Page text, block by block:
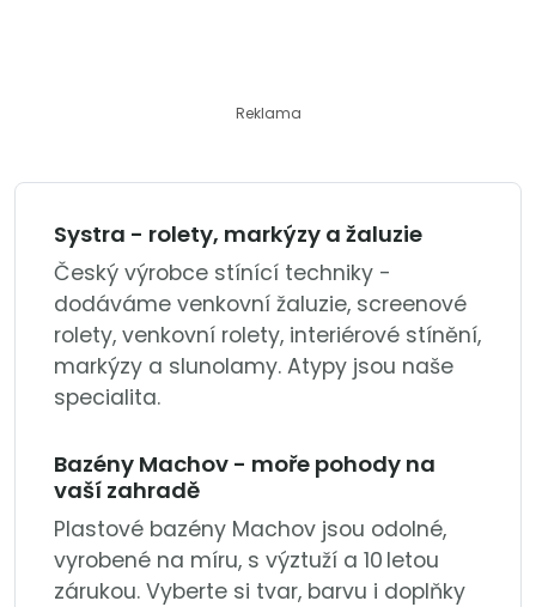
Reklama
Systra - rolety, markýzy a žaluzie
Český výrobce stínící techniky -
dodáváme venkovní žaluzie, screenové
rolety, venkovní rolety, interiérové stínění,
markýzy a slunolamy. Atypy jsou naše
specialita.
Bazény Machov - moře pohody na
vaší zahradě
Plastové bazény Machov jsou odolné,
vyrobené na míru, s výztuží a 10 letou
zárukou. Vyberte si tvar, barvu i doplňky